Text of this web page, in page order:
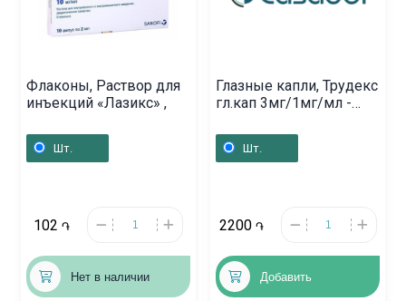
Флаконы, Раствор для
инъекций «Лазикс» ,
Шт.
102 ֏
Нет в наличии
Глазные капли, Трудекс
гл.кап 3мг/1мг/мл -
Шт.
2200 ֏
Добавить